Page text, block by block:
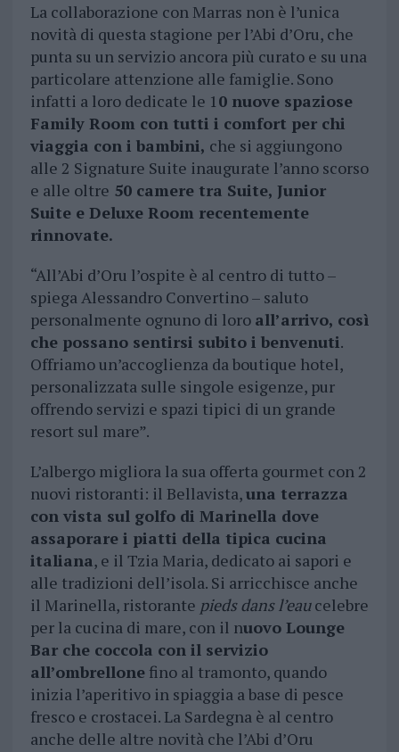
La collaborazione con Marras non è l’unica
novità di questa stagione per l’Abi d’Oru, che
punta su un servizio ancora più curato e su una
particolare attenzione alle famiglie. Sono
infatti a loro dedicate le 10 nuove spaziose
Family Room con tutti i comfort per chi
viaggia con i bambini, che si aggiungono
alle 2 Signature Suite inaugurate l’anno scorso
e alle oltre 50 camere tra Suite, Junior
Suite e Deluxe Room recentemente
rinnovate.
“All’Abi d’Oru l’ospite è al centro di tutto –
spiega Alessandro Convertino – saluto
personalmente ognuno di loro all’arrivo, così
che possano sentirsi subito i benvenuti.
Offriamo un’accoglienza da boutique hotel,
personalizzata sulle singole esigenze, pur
offrendo servizi e spazi tipici di un grande
resort sul mare”.
L’albergo migliora la sua offerta gourmet con 2
nuovi ristoranti: il Bellavista,una terrazza
con vista sul golfo di Marinella dove
assaporare i piatti della tipica cucina
italiana, e il Tzia Maria, dedicato ai sapori e
alle tradizioni dell’isola. Si arricchisce anche
il Marinella, ristorante pieds dans l’eaucelebre
per la cucina di mare, con il nuovo Lounge
Bar che coccola con il servizio
all’ombrellonefino al tramonto, quando
inizia l’aperitivo in spiaggia a base di pesce
fresco e crostacei. La Sardegna è al centro
anche delle altre novità che l’Abi d’Oru